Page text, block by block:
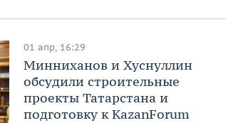
01 апр, 16:29
Минниханов и Хуснуллин
обсудили строительные
проекты Татарстана и
подготовку к KazanForum